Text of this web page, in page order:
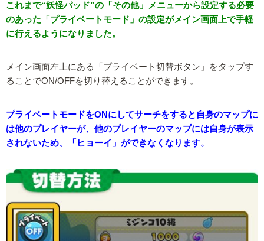
これまで“妖怪パッド”の「その他」メニューから設定する必要
のあった「プライベートモード」の設定がメイン画面上で手軽
に行えるようになりました。
メイン画面左上にある「プライベート切替ボタン」をタップす
ることでON/OFFを切り替えることができます。
プライベートモードをONにしてサーチをすると自身のマップに
は他のプレイヤーが、他のプレイヤーのマップには自身が表示
されないため、「ヒョーイ」ができなくなります。